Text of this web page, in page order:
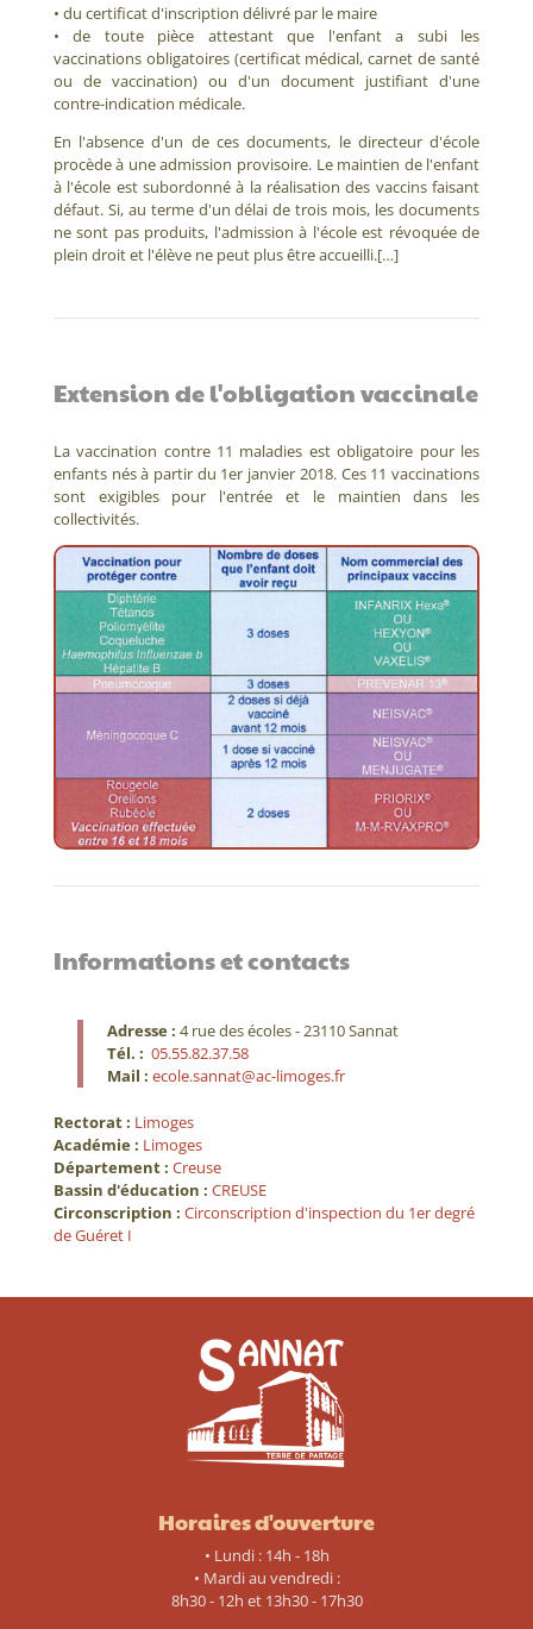
• du certificat d'inscription délivré par le maire
• de toute pièce attestant que l'enfant a subi les
vaccinations obligatoires (certificat médical, carnet de santé
ou de vaccination) ou d'un document justifiant d'une
contre-indication médicale.
En l'absence d'un de ces documents, le directeur d'école
procède à une admission provisoire. Le maintien de l'enfant
à l'école est subordonné à la réalisation des vaccins faisant
défaut. Si, au terme d'un délai de trois mois, les documents
ne sont pas produits, l'admission à l'école est révoquée de
plein droit et l'élève ne peut plus être accueilli.[…]
Extension de l'obligation vaccinale
La vaccination contre 11 maladies est obligatoire pour les
enfants nés à partir du 1er janvier 2018. Ces 11 vaccinations
sont exigibles pour l'entrée et le maintien dans les
collectivités.
Informations et contacts
Adresse : 4 rue des écoles - 23110 Sannat
Tél. : 05.55.82.37.58
Mail : ecole.sannat@ac-limoges.fr
Rectorat : Limoges
Académie : Limoges
Département : Creuse
Bassin d'éducation : CREUSE
Circonscription : Circonscription d'inspection du 1er degré
de Guéret I
Horaires d'ouverture
• Lundi : 14h - 18h
• Mardi au vendredi :
8h30 - 12h et 13h30 - 17h30